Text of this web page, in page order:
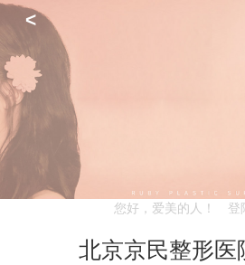
<
您好，爱美的人！ 登
北京京民整形医